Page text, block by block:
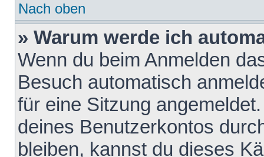
Nach oben
» Warum werde ich
Wenn du beim Anmelden
Besuch automatisch
für eine Sitzung
deines Benutzerkontos
bleiben, kannst du dieses